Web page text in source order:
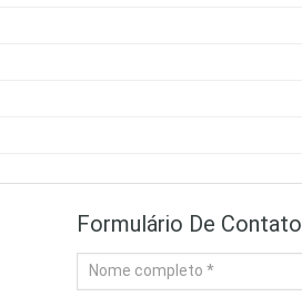
Formulário De Contato